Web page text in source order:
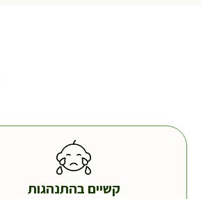
קשיים בהתנהגות